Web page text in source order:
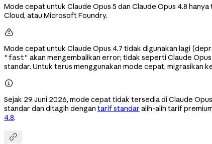
Mode cepat untuk Claude Opus 5 dan Claude Opus 4.8
Cloud, atau Microsoft Foundry.

Mode cepat untuk Claude Opus 4.7 tidak digunakan lagi
"fast" akan mengembalikan error; tidak seperti Claude
standar. Untuk terus menggunakan mode cepat, migrasikan

Sejak 29 Juni 2026, mode cepat tidak tersedia di Claude
standar dan ditagih dengan tarif standar alih-alih tarif
4.8.
